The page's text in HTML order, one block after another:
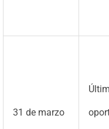
31 de marzo